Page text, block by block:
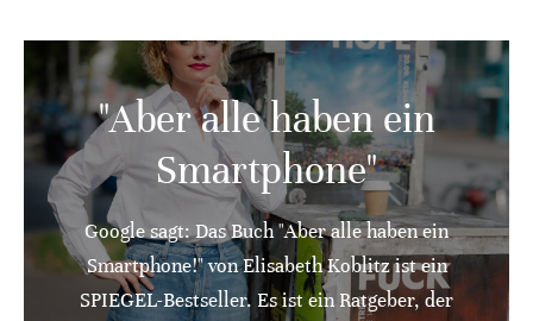
"Aber alle haben ein
Smartphone"
Google sagt: Das Buch "Aber alle haben ein
Smartphone!" von Elisabeth Koblitz ist ein
SPIEGEL-Bestseller. Es ist ein Ratgeber, der